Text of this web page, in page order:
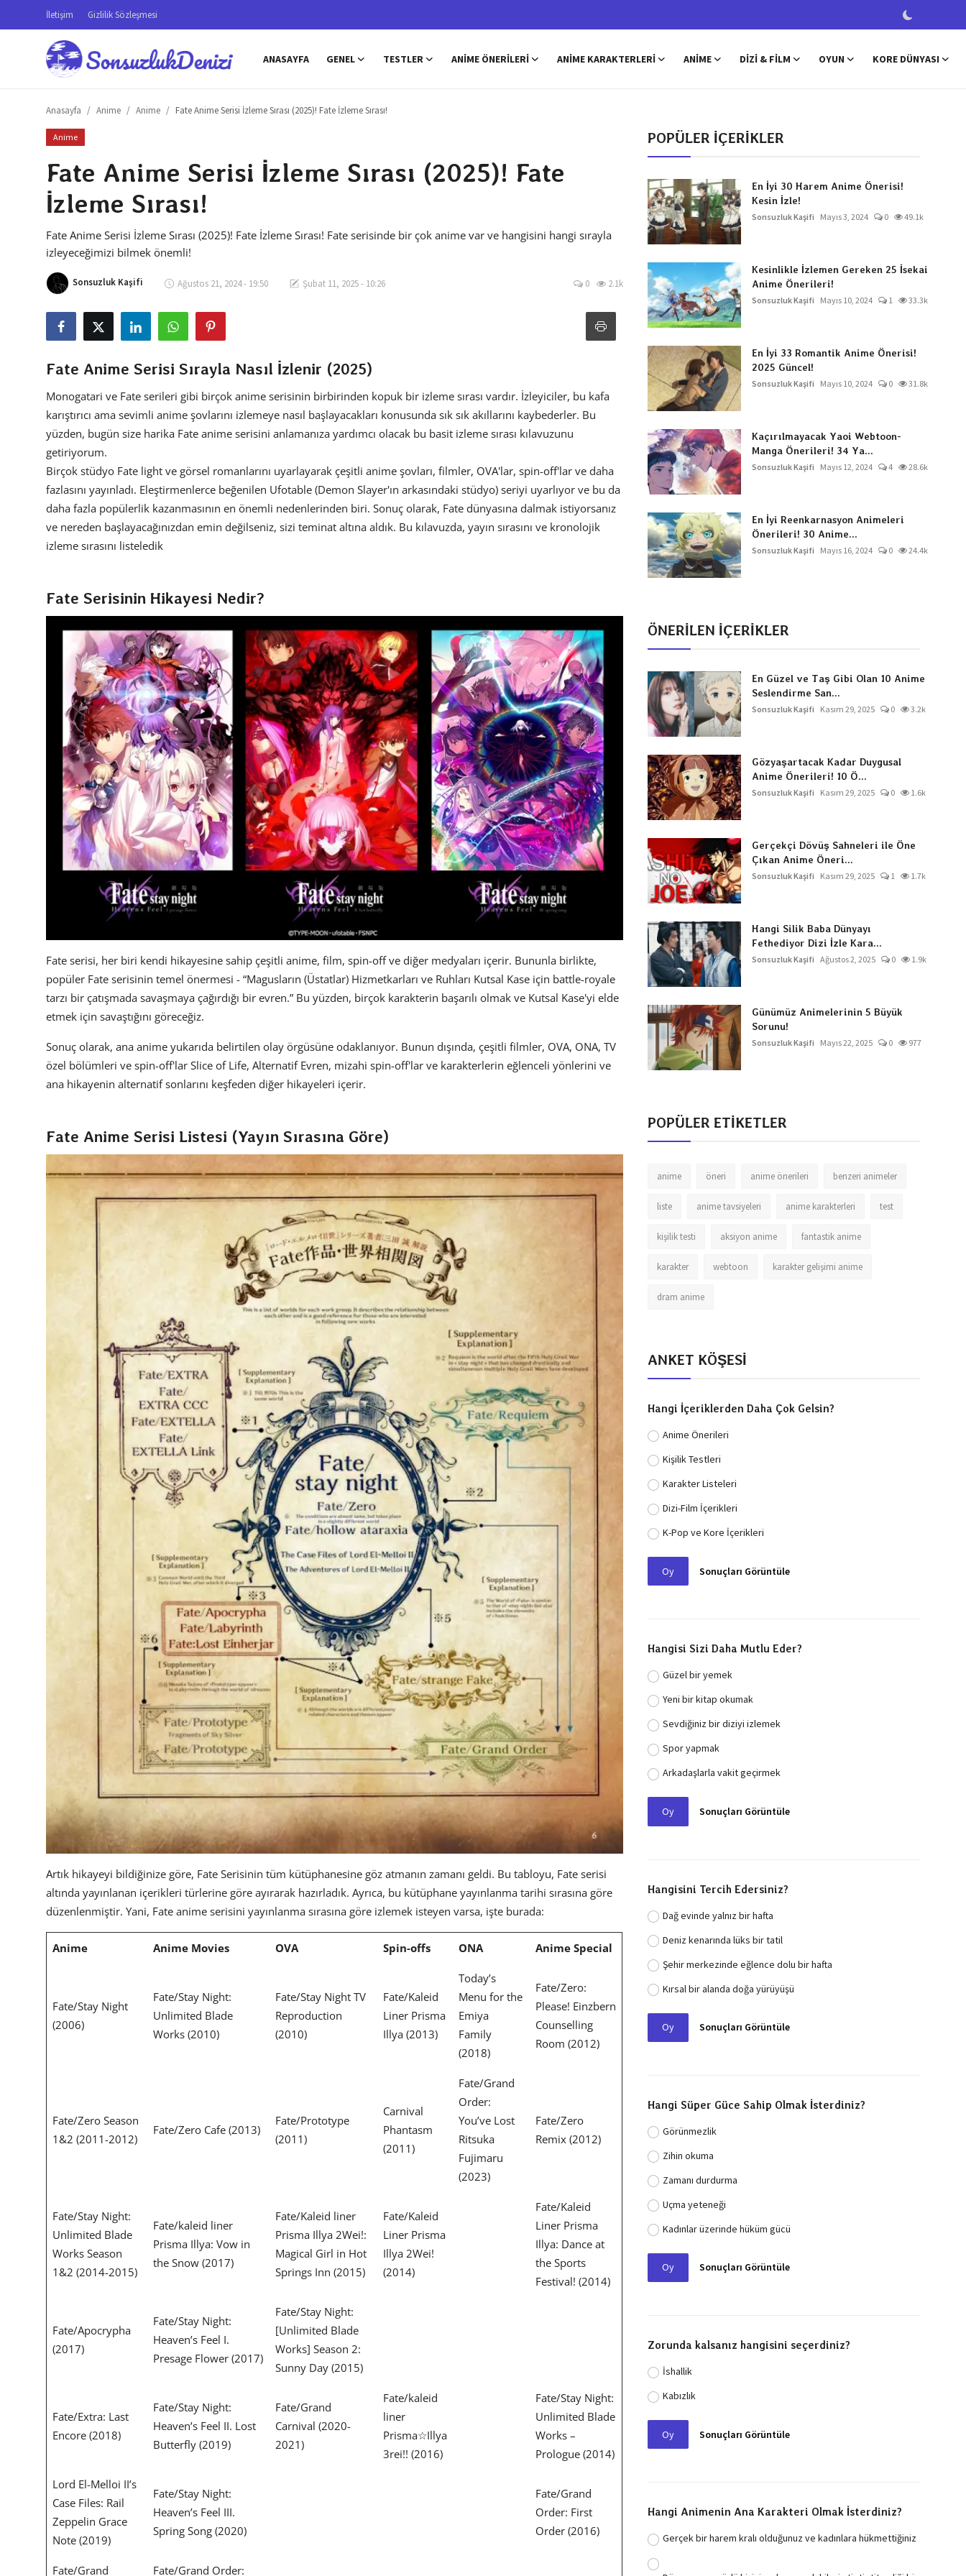
İletişim Gizlilik Sözleşmesi
ANASAYFA GENEL TESTLER ANIME ÖNERILERI ANIME KARAKTERLERI ANIME DIZI & FILM OYUN KORE DÜNYASI
Gizlilik Sözleşmesi
Anime Önerileri
Anime Karakterleri
Dizi & Film
Kore Dünyası
İncelemeler
Çizgi Film
Anketler
Anasayfa Anime Anime Fate Anime Serisi İzleme Sırası (2025)! Fate İzleme Sırası!
Anime
Fate Anime Serisi İzleme Sırası (2025)! Fate
İzleme Sırası!
Fate Anime Serisi İzleme Sırası (2025)! Fate İzleme Sırası! Fate serisinde bir çok anime var ve hangisini hangi sırayla
izleyeceğimizi bilmek önemli!
Sonsuzluk Kaşifi Ağustos 21, 2024 - 19:50 Şubat 11, 2025 - 10:26 0 2.1k
Fate Anime Serisi Sırayla Nasıl İzlenir (2025)
Monogatari ve Fate serileri gibi birçok anime serisinin birbirinden kopuk bir izleme sırası vardır. İzleyiciler, bu kafa
karıştırıcı ama sevimli anime şovlarını izlemeye nasıl başlayacakları konusunda sık sık akıllarını kaybederler. Bu
yüzden, bugün size harika Fate anime serisini anlamanıza yardımcı olacak bu basit izleme sırası kılavuzunu
getiriyorum.
Birçok stüdyo Fate light ve görsel romanlarını uyarlayarak çeşitli anime şovları, filmler, OVA'lar, spin-off'lar ve daha
fazlasını yayınladı. Eleştirmenlerce beğenilen Ufotable (Demon Slayer'ın arkasındaki stüdyo) seriyi uyarlıyor ve bu da
daha fazla popülerlik kazanmasının en önemli nedenlerinden biri. Sonuç olarak, Fate dünyasına dalmak istiyorsanız
ve nereden başlayacağınızdan emin değilseniz, sizi teminat altına aldık. Bu kılavuzda, yayın sırasını ve kronolojik
izleme sırasını listeledik
Fate Serisinin Hikayesi Nedir?
Fate serisi, her biri kendi hikayesine sahip çeşitli anime, film, spin-off ve diğer medyaları içerir. Bununla birlikte,
popüler Fate serisinin temel önermesi - “Magusların (Üstatlar) Hizmetkarları ve Ruhları Kutsal Kase için battle-royale
tarzı bir çatışmada savaşmaya çağırdığı bir evren.” Bu yüzden, birçok karakterin başarılı olmak ve Kutsal Kase'yi elde
etmek için savaştığını göreceğiz.
Sonuç olarak, ana anime yukarıda belirtilen olay örgüsüne odaklanıyor. Bunun dışında, çeşitli filmler, OVA, ONA, TV
özel bölümleri ve spin-off'lar Slice of Life, Alternatif Evren, mizahi spin-off'lar ve karakterlerin eğlenceli yönlerini ve
ana hikayenin alternatif sonlarını keşfeden diğer hikayeleri içerir.
Fate Anime Serisi Listesi (Yayın Sırasına Göre)
Artık hikayeyi bildiğinize göre, Fate Serisinin tüm kütüphanesine göz atmanın zamanı geldi. Bu tabloyu, Fate serisi
altında yayınlanan içerikleri türlerine göre ayırarak hazırladık. Ayrıca, bu kütüphane yayınlanma tarihi sırasına göre
düzenlenmiştir. Yani, Fate anime serisini yayınlanma sırasına göre izlemek isteyen varsa, işte burada:
Anime Anime Movies OVA Spin-offs ONA Anime Special
Fate/Stay Night
(2006)
Fate/Stay Night:
Unlimited Blade
Works (2010)
Fate/Stay Night TV
Reproduction
(2010)
Fate/Kaleid
Liner Prisma
Illya (2013)
Today’s
Menu for the
Emiya
Family
(2018)
Fate/Zero:
Please! Einzbern
Counselling
Room (2012)
Fate/Zero Season
1&2 (2011-2012)
Fate/Zero Cafe (2013)
Fate/Prototype
(2011)
Carnival
Phantasm
(2011)
Fate/Grand
Order:
You’ve Lost
Ritsuka
Fujimaru
(2023)
Fate/Zero
Remix (2012)
Fate/Stay Night:
Unlimited Blade
Works Season
1&2 (2014-2015)
Fate/kaleid liner
Prisma Illya: Vow in
the Snow (2017)
Fate/Kaleid liner
Prisma Illya 2Wei!:
Magical Girl in Hot
Springs Inn (2015)
Fate/Kaleid
Liner Prisma
Illya 2Wei!
(2014)
Fate/Kaleid
Liner Prisma
Illya: Dance at
the Sports
Festival! (2014)
Fate/Apocrypha
(2017)
Fate/Stay Night:
Heaven’s Feel I.
Presage Flower (2017)
Fate/Stay Night:
[Unlimited Blade
Works] Season 2:
Sunny Day (2015)
Fate/Extra: Last
Encore (2018)
Fate/Stay Night:
Heaven’s Feel II. Lost
Butterfly (2019)
Fate/Grand
Carnival (2020-
2021)
Fate/kaleid
liner
Prisma☆Illya
3rei!! (2016)
Fate/Stay Night:
Unlimited Blade
Works –
Prologue (2014)
Lord El-Melloi II’s
Case Files: Rail
Zeppelin Grace
Note (2019)
Fate/Stay Night:
Heaven’s Feel III.
Spring Song (2020)
Fate/Grand
Order: First
Order (2016)
Fate/Grand Fate/Grand Order:
POPÜLER İÇERİKLER
En İyi 30 Harem Anime Önerisi!
Kesin İzle!
Sonsuzluk Kaşifi Mayıs 3, 2024 0 49.1k
Kesinlikle İzlemen Gereken 25 İsekai
Anime Önerileri!
Sonsuzluk Kaşifi Mayıs 10, 2024 1 33.3k
En İyi 33 Romantik Anime Önerisi!
2025 Güncel!
Sonsuzluk Kaşifi Mayıs 10, 2024 0 31.8k
Kaçırılmayacak Yaoi Webtoon-
Manga Önerileri! 34 Ya...
Sonsuzluk Kaşifi Mayıs 12, 2024 4 28.6k
En İyi Reenkarnasyon Animeleri
Önerileri! 30 Anime...
Sonsuzluk Kaşifi Mayıs 16, 2024 0 24.4k
ÖNERİLEN İÇERİKLER
En Güzel ve Taş Gibi Olan 10 Anime
Seslendirme San...
Sonsuzluk Kaşifi Kasım 29, 2025 0 3.2k
Gözyaşartacak Kadar Duygusal
Anime Önerileri! 10 Ö...
Sonsuzluk Kaşifi Kasım 29, 2025 0 1.6k
Gerçekçi Dövüş Sahneleri ile Öne
Çıkan Anime Öneri...
Sonsuzluk Kaşifi Kasım 29, 2025 1 1.7k
Hangi Silik Baba Dünyayı
Fethediyor Dizi İzle Kara...
Sonsuzluk Kaşifi Ağustos 2, 2025 0 1.9k
Günümüz Animelerinin 5 Büyük
Sorunu!
Sonsuzluk Kaşifi Mayıs 22, 2025 0 977
POPÜLER ETİKETLER
anime öneri anime önerileri benzeri animeler
liste anime tavsiyeleri anime karakterleri test
kişilik testi aksiyon anime fantastik anime
karakter webtoon karakter gelişimi anime
dram anime
ANKET KÖŞESİ
Hangi İçeriklerden Daha Çok Gelsin?
Anime Önerileri
Kişilik Testleri
Karakter Listeleri
Dizi-Film İçerikleri
K-Pop ve Kore İçerikleri
Oy Sonuçları Görüntüle
Hangisi Sizi Daha Mutlu Eder?
Güzel bir yemek
Yeni bir kitap okumak
Sevdiğiniz bir diziyi izlemek
Spor yapmak
Arkadaşlarla vakit geçirmek
Oy Sonuçları Görüntüle
Hangisini Tercih Edersiniz?
Dağ evinde yalnız bir hafta
Deniz kenarında lüks bir tatil
Şehir merkezinde eğlence dolu bir hafta
Kırsal bir alanda doğa yürüyüşü
Oy Sonuçları Görüntüle
Hangi Süper Güce Sahip Olmak İsterdiniz?
Görünmezlik
Zihin okuma
Zamanı durdurma
Uçma yeteneği
Kadınlar üzerinde hüküm gücü
Oy Sonuçları Görüntüle
Zorunda kalsanız hangisini seçerdiniz?
İshallik
Kabızlık
Oy Sonuçları Görüntüle
Hangi Animenin Ana Karakteri Olmak İsterdiniz?
Gerçek bir harem kralı olduğunuz ve kadınlara hükmettiğiniz